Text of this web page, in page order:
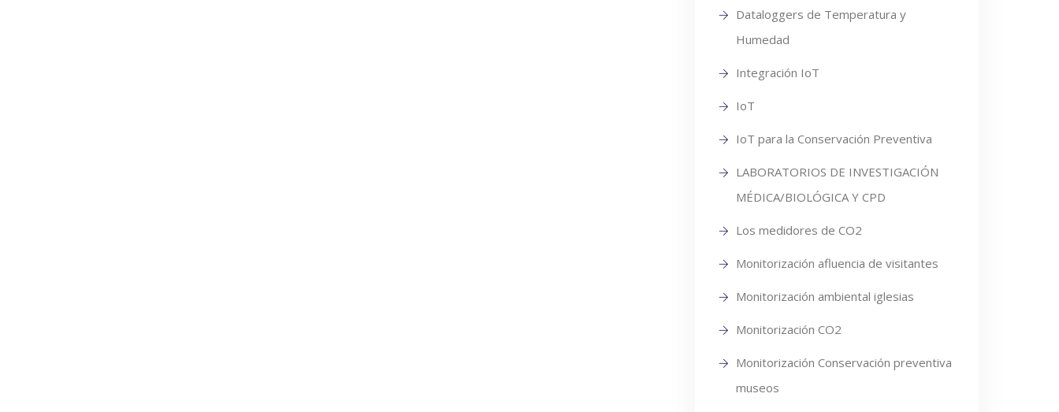
Dataloggers de Temperatura y
Humedad
Integración IoT
IoT
IoT para la Conservación Preventiva
LABORATORIOS DE INVESTIGACIÓN
MÉDICA/BIOLÓGICA Y CPD
Los medidores de CO2
Monitorización afluencia de visitantes
Monitorización ambiental iglesias
Monitorización CO2
Monitorización Conservación preventiva
museos